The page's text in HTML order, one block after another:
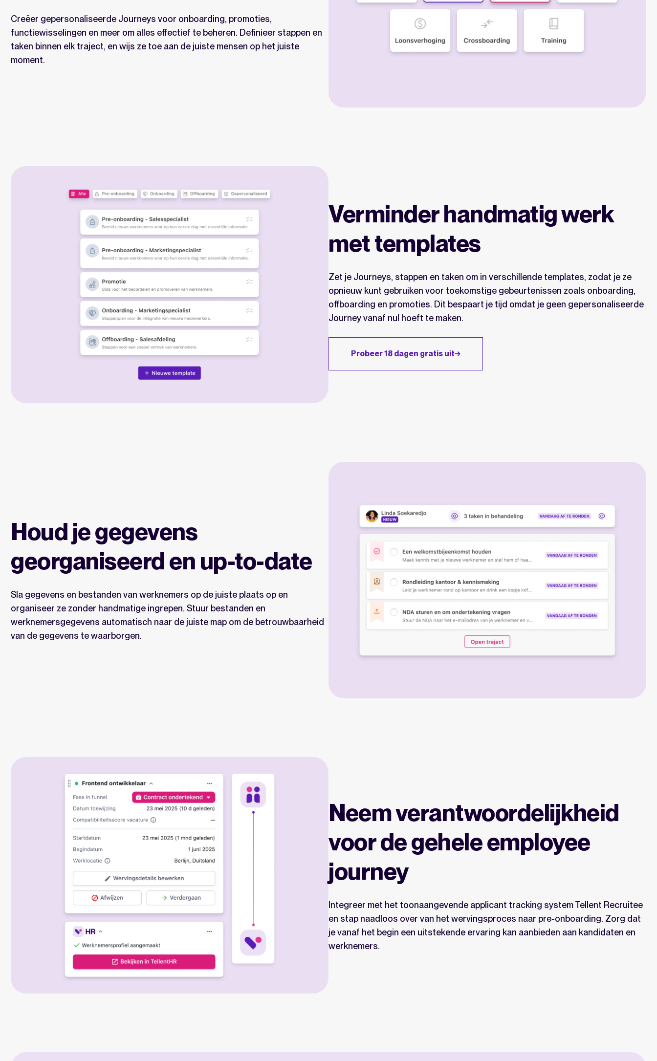
Creëer gepersonaliseerde Journeys voor onboarding, promoties,
functiewisselingen en meer om alles effectief te beheren. Definieer stappen en
taken binnen elk traject, en wijs ze toe aan de juiste mensen op het juiste
moment.
Verminder handmatig werk
met templates
Zet je Journeys, stappen en taken om in verschillende templates, zodat je ze
opnieuw kunt gebruiken voor toekomstige gebeurtenissen zoals onboarding,
offboarding en promoties. Dit bespaart je tijd omdat je geen gepersonaliseerde
Journey vanaf nul hoeft te maken.
Probeer 18 dagen gratis uit
Houd je gegevens
georganiseerd en up-to-date
Sla gegevens en bestanden van werknemers op de juiste plaats op en
organiseer ze zonder handmatige ingrepen. Stuur bestanden en
werknemersgegevens automatisch naar de juiste map om de betrouwbaarheid
van de gegevens te waarborgen.
Neem verantwoordelijkheid
voor de gehele employee
journey
Integreer met het toonaangevende applicant tracking system Tellent Recruitee
en stap naadloos over van het wervingsproces naar pre-onboarding. Zorg dat
je vanaf het begin een uitstekende ervaring kan aanbieden aan kandidaten en
werknemers.